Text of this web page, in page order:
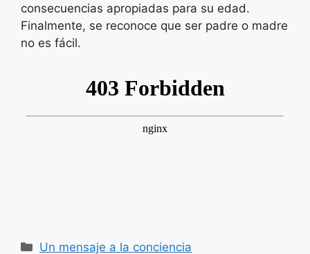
consecuencias apropiadas para su edad.
Finalmente, se reconoce que ser padre o madre
no es fácil.
Categorías
Un mensaje a la conciencia